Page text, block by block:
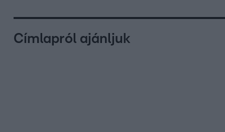
Címlapról ajánljuk